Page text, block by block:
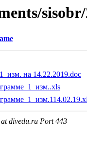
на 14.22.2019.doc
divedu.ru Port 443